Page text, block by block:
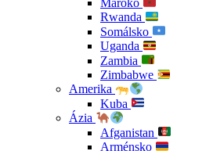
Maroko
Rwanda
Somálsko
Uganda
Zambia
Zimbabwe
Amerika
Kuba
Ázia
Afganistan
Arménsko